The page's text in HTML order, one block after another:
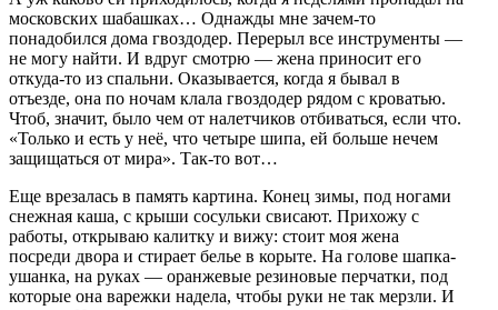
московских шабашках… Однажды мне зачем-то
понадобился дома гвоздодер. Перерыл все инструменты —
не могу найти. И вдруг смотрю — жена приносит его
откуда-то из спальни. Оказывается, когда я бывал в
отъезде, она по ночам клала гвоздодер рядом с кроватью.
Чтоб, значит, было чем от налетчиков отбиваться, если что.
«Только и есть у неё, что четыре шипа, ей больше нечем
защищаться от мира». Так-то вот…
Еще врезалась в память картина. Конец зимы, под ногами
снежная каша, с крыши сосульки свисают. Прихожу с
работы, открываю калитку и вижу: стоит моя жена
посреди двора и стирает белье в корыте. На голове шапка-
ушанка, на руках — оранжевые резиновые перчатки, под
которые она варежки надела, чтобы руки не так мерзли. И